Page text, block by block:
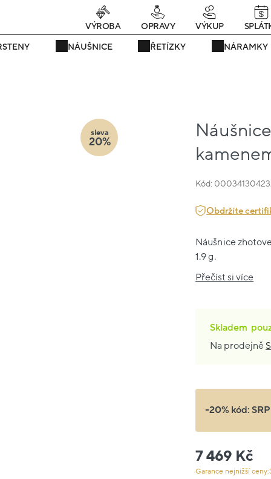
teď! - 20 % na vše! Kód: SRPEN20 23 dní : 20h : 39m :
NÁUŠNICE ŘETÍZKY NÁRAMKY
VÝROBA OPRAVY VÝKUP
Kód:
sleva
20%
Obdržíte
Náušnice
1.9 g.
Přečíst si více
Skladem
Na prodejně
-20% kód:
7 469 Kč
Garance nejnižší ceny: